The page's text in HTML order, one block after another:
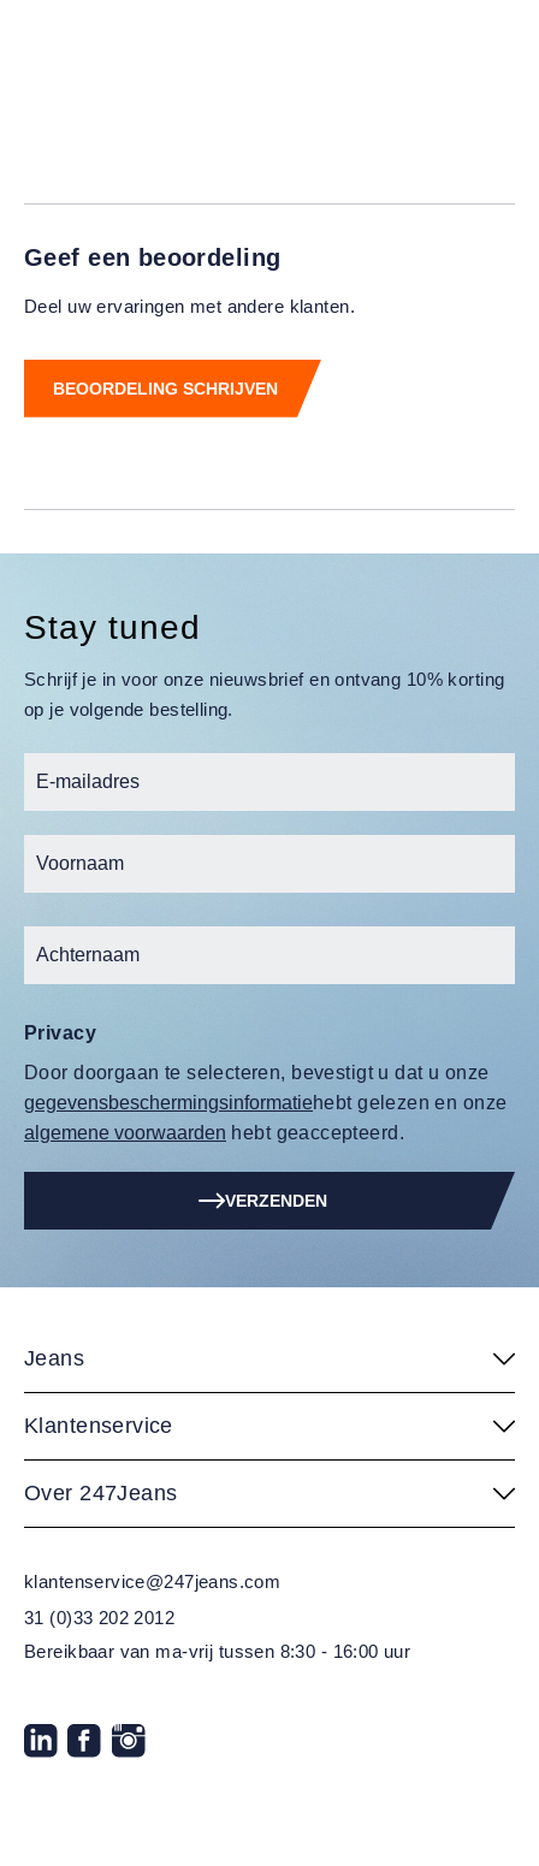
Geef een beoordeling
Deel uw ervaringen met andere klanten.
BEOORDELING SCHRIJVEN
Stay tuned
Schrijf je in voor onze nieuwsbrief en ontvang 10% korting
op je volgende bestelling.
Privacy
Door doorgaan te selecteren, bevestigt u dat u onze
gegevensbeschermingsinformatiehebt gelezen en onze
algemene voorwaarden hebt geaccepteerd.
VERZENDEN
Jeans
Klantenservice
Over 247Jeans
klantenservice@247jeans.com
31 (0)33 202 2012
Bereikbaar van ma-vrij tussen 8:30 - 16:00 uur